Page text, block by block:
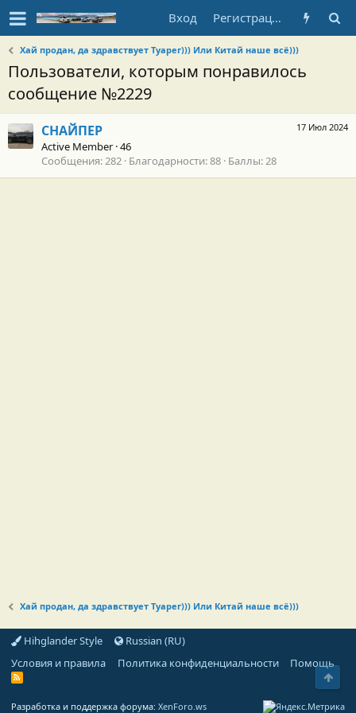
Вход Регистрация
Хай продан, да здравствует Туарег))) Или Китай наше всё)))
Пользователи, которым понравилось
сообщение №2229
17 Июл 2024
СНАЙПЕР
Active Member ·46
Сообщения 282 Благодарности 88 Баллы 28
Хай продан, да здравствует Туарег))) Или Китай наше всё)))
Hihglander Style
Russian (RU)
Условия и правила
Политика конфиденциальности Помощь
R
Разработка и поддержка форума: XenForo.ws